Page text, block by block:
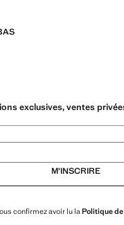
exclusives, ventes
M’INSCRIRE
confirmez avoir lu la Politique